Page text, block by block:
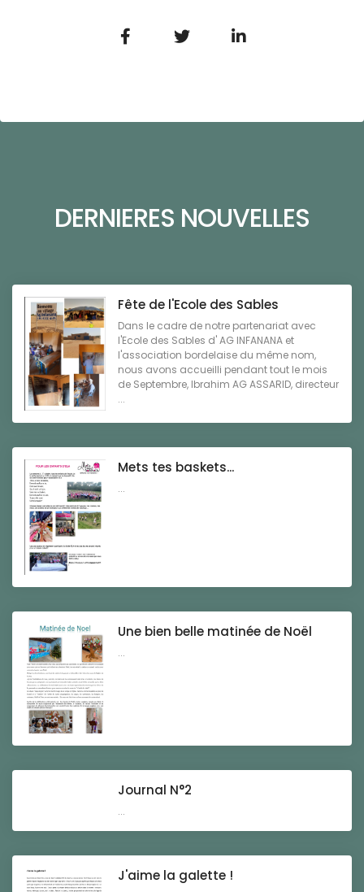
DERNIERES NOUVELLES
Fête de l'Ecole des Sables
Dans le cadre de notre partenariat avec
l'Ecole des Sables d' AG INFANANA et
l'association bordelaise du même nom,
nous avons accueilli pendant tout le mois
de Septembre, Ibrahim AG ASSARID, directeur
...
Mets tes baskets...
...
Une bien belle matinée de Noël
...
Journal N°2
...
J'aime la galette !